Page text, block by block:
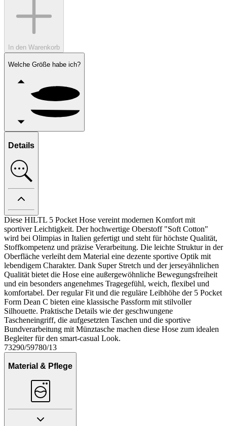
In den Warenkorb
Welche Größe habe ich?
Details
Diese HILTL 5 Pocket Hose vereint modernen Komfort mit
sportiver Leichtigkeit. Der hochwertige Oberstoff "Soft Cotton"
wird bei Olimpias in Italien gefertigt und steht für höchste Qualität,
Stoffkompetenz und präzise Verarbeitung. Die leichte Struktur in der
Oberfläche verleiht dem Material eine dezente sportive Optik mit
lebendigem Charakter. Dank Super Stretch und der jerseyähnlichen
Qualität bietet die Hose eine außergewöhnliche Bewegungsfreiheit
und ein besonders angenehmes Tragegefühl, weich, flexibel und
komfortabel. Der regular Fit und die reguläre Leibhöhe der 5 Pocket
Form Dean C bieten eine klassische Passform mit stilvoller
Silhouette. Praktische Details wie der geschwungene
Tascheneingriff, die aufgesetzten Taschen und die sportive
Bundverarbeitung mit Münztasche machen diese Hose zum idealen
Begleiter für den smart-casual Look.
73290/59780/13
Material & Pflege